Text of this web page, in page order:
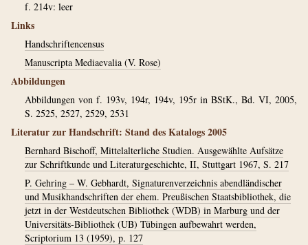
f. 214v: leer
Links
Handschriftencensus
Manuscripta Mediaevalia (V. Rose)
Abbildungen
Abbildungen von f. 193v, 194r, 194v, 195r in BStK., Bd. VI, 2005,
S. 2525, 2527, 2529, 2531
Literatur zur Handschrift: Stand des Katalogs 2005
Bernhard Bischoff, Mittelalterliche Studien. Ausgewählte Aufsätze
zur Schriftkunde und Literaturgeschichte, II, Stuttgart 1967, S. 217
P. Gehring – W. Gebhardt, Signaturenverzeichnis abendländischer
und Musikhandschriften der ehem. Preußischen Staatsbibliothek, die
jetzt in der Westdeutschen Bibliothek (WDB) in Marburg und der
Universitäts-Bibliothek (UB) Tübingen aufbewahrt werden,
Scriptorium 13 (1959), p. 127